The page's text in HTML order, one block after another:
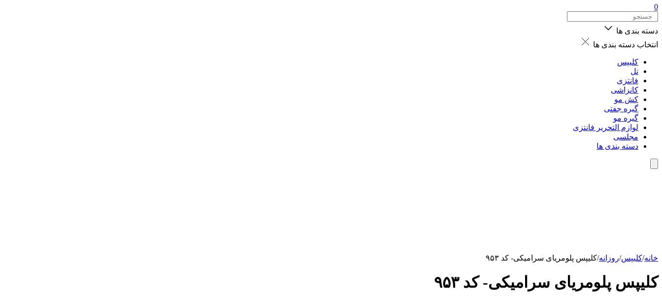
0
دسته بندی ها
انتخاب دسته بندی ها
کلیپس
تل
فانتزی
کانزاشی
کش مو
گیره جفتی
گیره مو
لوازم التحریر فانتزی
مجلسی
دسته بندی ها
خانه/کلیپس/روزانه/کلیپس پلومریای سرامیکی- کد ۹۵۳
کلیپس پلومریای سرامیکی- کد ۹۵۳